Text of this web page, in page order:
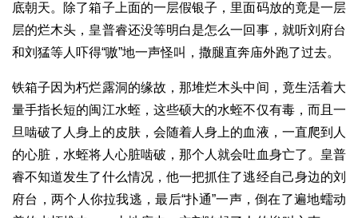
底朝天。除了箱子上面的一层假银子，里面码放的竟是一层
层的烂木头，皇普睿还没等明白是怎么一回事，就听刘府台
和刘猛等人吓得“嗷”地一声怪叫，撒腿直奔庙外跑了过去。
铁箱子因为朽烂露洞的缘故，那堆烂木头中间，竟生活着大
量手指长短的闽江水蛭，这些硕大的水蛭不仅有毒，而且一
旦啮破了人身上的皮肤，会随着人身上的血液，一直爬到人
的心脏，水蛭将人心脏啮破，那个人就会吐血身亡了。皇普
睿不知道发生了什么情况，他一把抓住了逃经自己身边的刘
府台，两个人你拉我逃，最后“扑通”一声，倒在了遍地蠕动